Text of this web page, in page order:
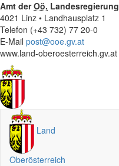
Amt derOö. Landesregierung
4021 Linz • Landhausplatz 1
Telefon (+43 732) 77 20-0
E-Mail post@ooe.gv.at
www.land-oberoesterreich.gv.at
Land
Oberösterreich